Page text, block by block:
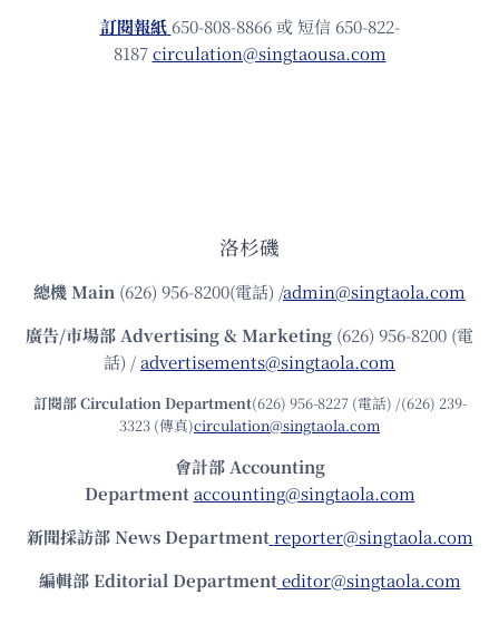
訂閱報紙 650-808-8866 或 短信 650-822-
8187circulation@singtaousa.com
洛杉磯
總機Main (626) 956-8200(電話) /admin@singtaola.com
廣告/市場部Advertising & Marketing (626) 956-8200 (電
話) /advertisements@singtaola.com
訂閱部 Circulation Department(626) 956-8227 (電話) /(626) 239-
3323 (傳真)circulation@singtaola.com
會計部 Accounting
Department accounting@singtaola.com
新聞採訪部 News Department reporter@singtaola.com
編輯部 Editorial Department editor@singtaola.com